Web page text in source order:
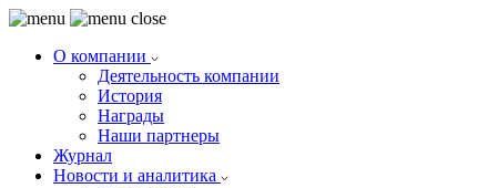
О компании
Деятельность компании
История
Награды
Наши партнеры
Журнал
Новости и аналитика